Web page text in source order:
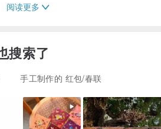
阅读更多
搜索了
手工制作的 红包/春联